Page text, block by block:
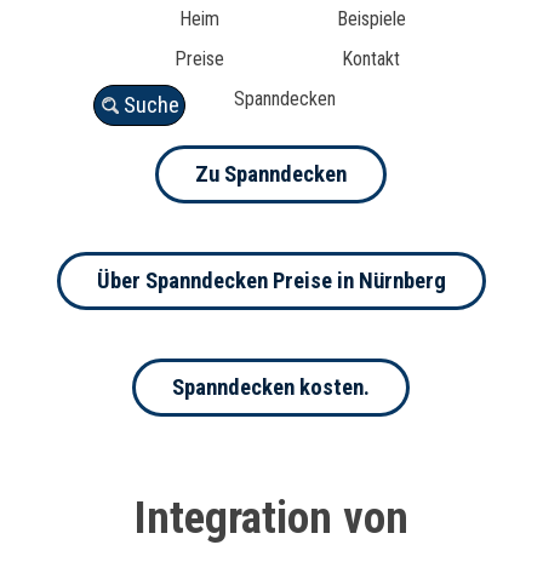
Heim
Beispiele
Preise
Kontakt
Spanndecken
Suche
Zu Spanndecken
Über Spanndecken Preise in Nürnberg
Spanndecken kosten.
Integration von